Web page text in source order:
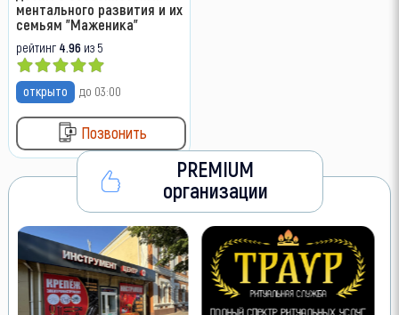
ментального развития и их
семьям "Маженика"
рейтинг 4.96из 5
открыто до 03:00
Позвонить
PREMIUM
организации